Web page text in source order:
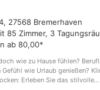
27568 Bremerhaven
85 Zimmer, 3
ab 80,00*
wie zu Hause fühlen?
wie Urlaub genießen?
Erleben Sie das stilvolle...